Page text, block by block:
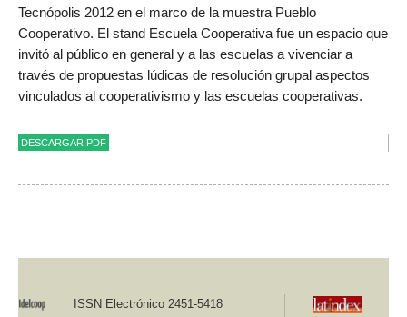
Tecnópolis 2012 en el marco de la muestra Pueblo
Cooperativo. El stand Escuela Cooperativa fue un espacio que
invitó al público en general y a las escuelas a vivenciar a
través de propuestas lúdicas de resolución grupal aspectos
vinculados al cooperativismo y las escuelas cooperativas.
DESCARGAR PDF
ISSN Electrónico 2451-5418